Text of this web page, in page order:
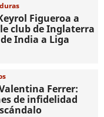
Figueroa a
club de Inglaterra
India a Liga
Ferrer:
de infidelidad